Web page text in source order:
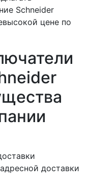
Schneider
цене по
доставки